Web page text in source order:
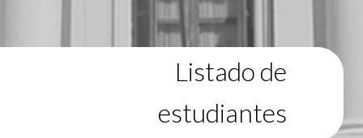
Listado de
estudiantes